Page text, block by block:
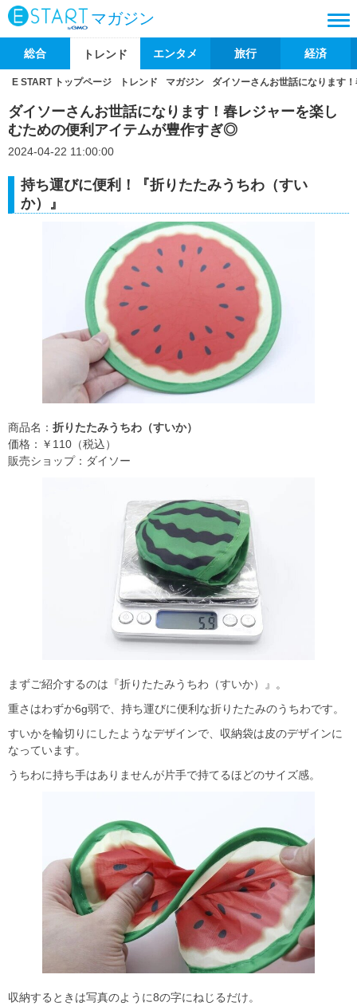
マガジン
総合 トレンド エンタメ 旅行 経済
E START トップページ トレンド マガジン ダイソーさんお世話になります
ダイソーさんお世話になります！春レジャーを楽し
むための便利アイテムが豊作すぎ◎
2024-04-22 11:00:00
持ち運びに便利！『折りたたみうちわ（すい
か）』
商品名： 折りたたみうちわ（すいか）
価格：￥110（税込）
販売ショップ：ダイソー
まずご紹介するのは『折りたたみうちわ（すいか）』。
重さはわずか6g弱で、持ち運びに便利な折りたたみのうちわです。
すいかを輪切りにしたようなデザインで、収納袋は皮のデザインに
なっています。
うちわに持ち手はありませんが片手で持てるほどのサイズ感。
収納するときは写真のように8の字にねじるだけ。